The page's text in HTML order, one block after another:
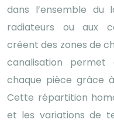
dans l’ensemble du
radiateurs ou aux
créent des zones de
canalisation
chaque pièce grâce
Cette répartition
et les variations de